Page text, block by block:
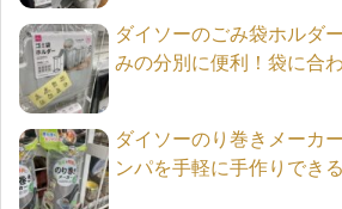
ダイソーのごみ袋ホルダ
みの分別に便利！袋に合
ダイソーのり巻きメーカ
ンパを手軽に手作りできる